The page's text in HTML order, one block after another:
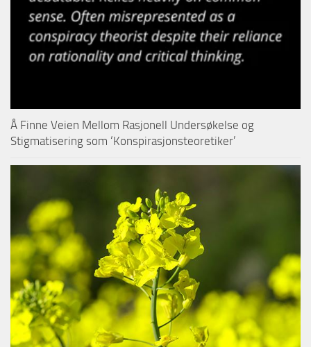
Å Finne Veien Mellom Rasjonell Undersøkelse og
Stigmatisering som ‘Konspirasjonsteoretiker’